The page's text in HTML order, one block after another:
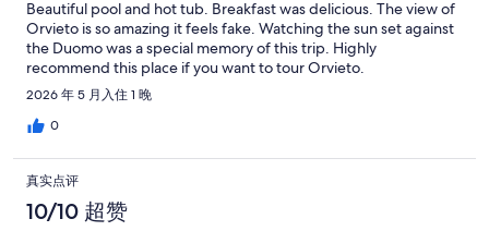
Beautiful pool and hot tub. Breakfast was delicious. The view of
Orvieto is so amazing it feels fake. Watching the sun set against
the Duomo was a special memory of this trip. Highly
recommend this place if you want to tour Orvieto.
2026 年 5 月入住 1 晚
0
真实点评
10/10 超赞